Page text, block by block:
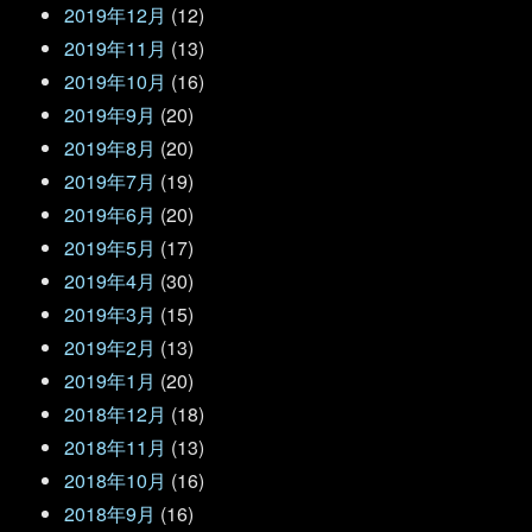
2019年12月 (12)
2019年11月 (13)
2019年10月 (16)
2019年9月 (20)
2019年8月 (20)
2019年7月 (19)
2019年6月 (20)
2019年5月 (17)
2019年4月 (30)
2019年3月 (15)
2019年2月 (13)
2019年1月 (20)
2018年12月 (18)
2018年11月 (13)
2018年10月 (16)
2018年9月 (16)